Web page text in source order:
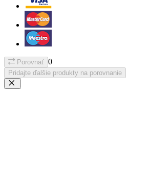
Porovnať 0
Pridajte ďalšie produkty na porovnanie